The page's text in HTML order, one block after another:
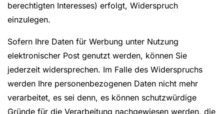
berechtigten Interesses) erfolgt, Widerspruch
einzulegen.
Sofern Ihre Daten für Werbung unter Nutzung
elektronischer Post genutzt werden, können Sie
jederzeit widersprechen. Im Falle des Widerspruchs
werden Ihre personenbezogenen Daten nicht mehr
verarbeitet, es sei denn, es können schutzwürdige
Gründe für die Verarbeitung nachgewiesen werden, die